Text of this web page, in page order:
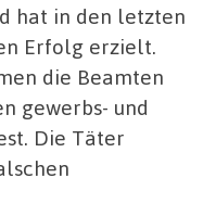
hat in den letzten
Erfolg erzielt.
die Beamten
gewerbs- und
Die Täter